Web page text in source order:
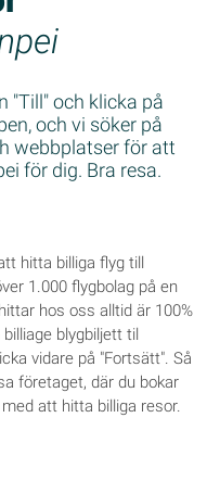
"Till" och klicka på
och vi söker på
webbplatser för att
för dig. Bra resa.
hitta billiga flyg till
1.000 flygbolag på en
hos oss alltid är 100%
blygbiljett til
vidare på "Fortsätt". Så
företaget, där du bokar
att hitta billiga resor.